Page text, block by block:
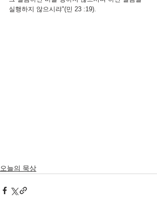
실행하지 않으시랴"(민 23 :19).
오늘의 묵상